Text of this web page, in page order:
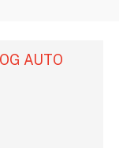
AUTO